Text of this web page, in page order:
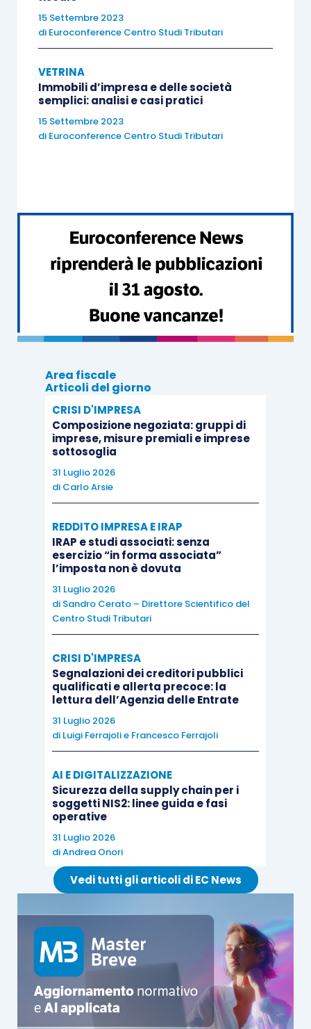
che diventano ETS
La disciplina fiscale dei sodalizi sportivi
La disciplina fiscale dei sodalizi sportivi
non iscritti al RAS
La disciplina fiscale degli enti non iscritti
al RUNTS
VI Incontro
Adempimenti contabili e amministrativi
degli ETS e dei sodalizi sportivi
Le nuove modalità di rendicontazione
obbligatorie per gli ETS alla luce del primo
Le modalità di rendicontazione per i
sodalizi sportivi dilettantistici
Le regole procedurali e di rendicontazione
del 5 per mille
previsti per ETS e sodalizi sportivi
dilettantistici
CORPO DOCENTE
Luca Caramaschi
Dottore Commercialista – Revisore Legale
Avvocato specializzato in diritto sportivo
e delle associazioni
CITTÀ SEDE ORARIO
DATA
Web
Sede
WEB
13.00
03/03/2022
15 Settembre 2023
di Euroconference Centro Studi Tributari
VETRINA
Immobili d’impresa e delle società
semplici: analisi e casi pratici
15 Settembre 2023
di Euroconference Centro Studi Tributari
Area fiscale
Articoli del giorno
CRISI D'IMPRESA
Composizione negoziata: gruppi di
imprese, misure premiali e imprese
sottosoglia
31 Luglio 2026
di Carlo Arsie
REDDITO IMPRESA E IRAP
IRAP e studi associati: senza
esercizio “in forma associata”
l’imposta non è dovuta
31 Luglio 2026
di Sandro Cerato – Direttore Scientifico del
Centro Studi Tributari
CRISI D'IMPRESA
Segnalazioni dei creditori pubblici
qualificati e allerta precoce: la
lettura dell’Agenzia delle Entrate
31 Luglio 2026
di Luigi Ferrajolie Francesco Ferrajoli
AI E DIGITALIZZAZIONE
Sicurezza della supply chain per i
soggetti NIS2: linee guida e fasi
operative
31 Luglio 2026
diAndrea Onori
Vedi tutti gli articoli di EC News